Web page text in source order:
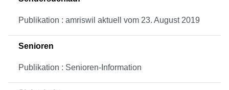
Publikation : amriswil aktuell vom 23. August 2019
Senioren
Publikation : Senioren-Information